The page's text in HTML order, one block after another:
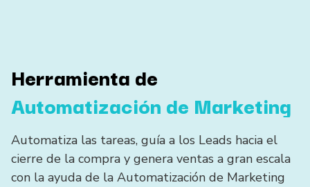
Herramienta de
Automatización de Marketing
Automatiza las tareas, guía a los Leads hacia el
cierre de la compra y genera ventas a gran escala
con la ayuda de la Automatización de Marketing